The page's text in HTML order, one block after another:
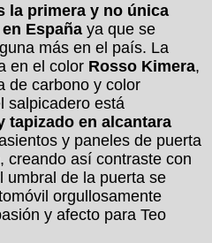
la primera y no única
España ya que se
más en el país. La
en el color Rosso Kimera,
de carbono y color
salpicadero está
tapizado en alcantara
y paneles de puerta
creando así contraste con
umbral de la puerta se
orgullosamente
y afecto para Teo